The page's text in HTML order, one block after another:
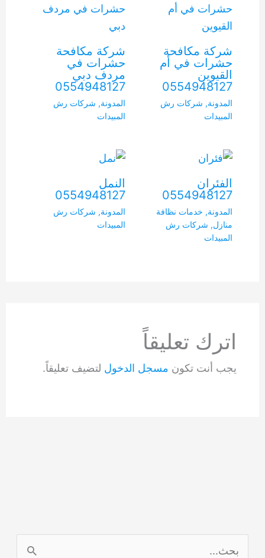
شركة مكافحة
حشرات في أم
القيوين
0554948127
المدونة, شركات رش
المبيدات
شركة مكافحة
حشرات في
مردف دبي
0554948127
المدونة, شركات رش
المبيدات
الفئران
0554948127
المدونة, خدمات نظافة
منازل, شركات رش
المبيدات
النمل
0554948127
المدونة, شركات رش
المبيدات
اترك تعليقاً
يجب أنت تكون مسجل الدخول لتضيف تعليقاً.